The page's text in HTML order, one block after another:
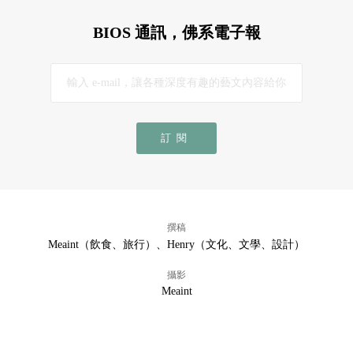
BIOS 通訊，佛系電子報
訂閱
撰稿
Meaint（飲食、旅行）、Henry（文化、文學、設計）
攝影
Meaint